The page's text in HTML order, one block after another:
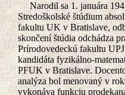
Narodil sa 1. januára
Stredoškolské štúdium
fakultu UK v Bratislave,
skončení štúdia odchádza
Prírodovedeckú fakultu
kandidáta fyzikálno-
PFUK v Bratislave.
analýza bol menovaný v
vykonáva funkciu